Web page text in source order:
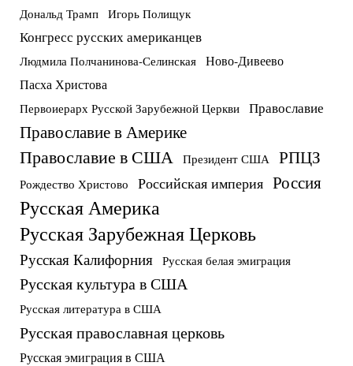
Дональд Трамп Игорь Полищук
Конгресс русских американцев
Людмила Полчанинова-Селинская Ново-Дивеево
Пасха Христова
Первоиерарх Русской Зарубежной Церкви Православие
Православие в Америке
Православие в США Президент США РПЦЗ
Рождество Христово Российская империя Россия
Русская Америка
Русская Зарубежная Церковь
Русская Калифорния Русская белая эмиграция
Русская культура в США
Русская литература в США
Русская православная церковь
Русская эмиграция в США